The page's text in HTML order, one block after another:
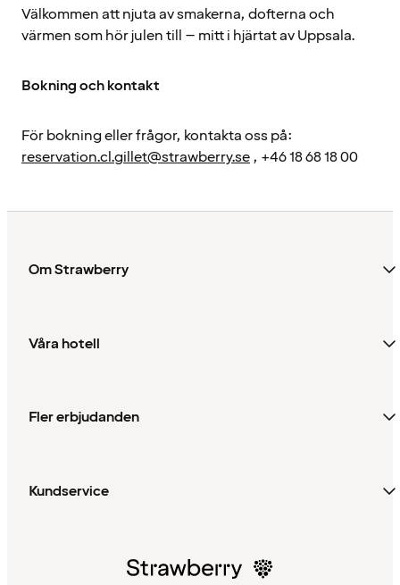
Välkommen att njuta av smakerna, dofterna och
värmen som hör julen till – mitt i hjärtat av Uppsala.
Bokning och kontakt
För bokning eller frågor, kontakta oss på:
reservation.cl.gillet@strawberry.se, +46 18 68 18 00
Om Strawberry
Våra hotell
Fler erbjudanden
Kundservice